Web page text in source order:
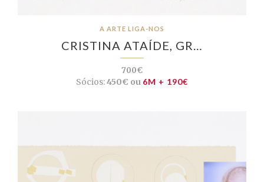
A ARTE LIGA-NOS
CRISTINA ATAÍDE, GR…
700€
Sócios:450€ ou 6M + 190€